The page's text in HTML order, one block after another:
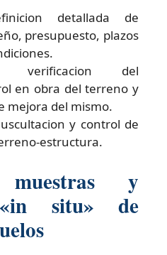
detallada de
presupuesto, plazos
verificacion del
en obra del terreno y
mejora del mismo.
y control de
estructura.
y
«in situ» de